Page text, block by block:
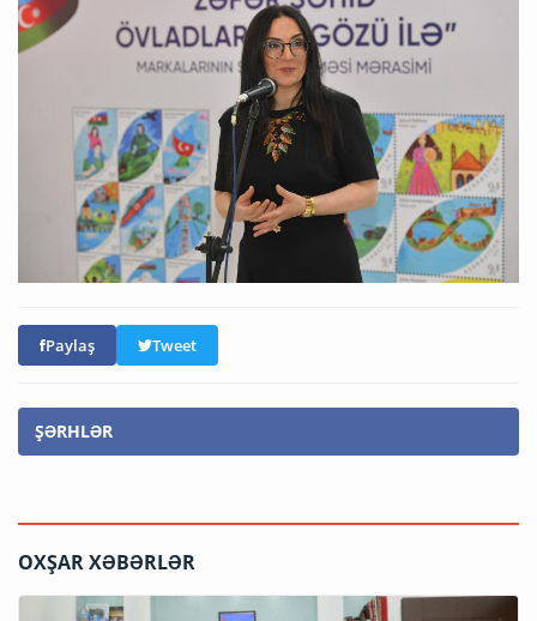
Paylaş Tweet
ŞƏRHLƏR
OXŞAR XƏBƏRLƏR